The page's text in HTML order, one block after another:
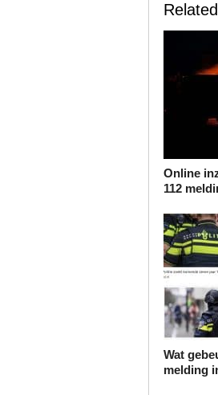
Online
112
Wat
melding